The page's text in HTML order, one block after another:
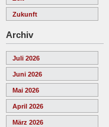
Zukunft
Archiv
Juli 2026
Juni 2026
Mai 2026
April 2026
März 2026